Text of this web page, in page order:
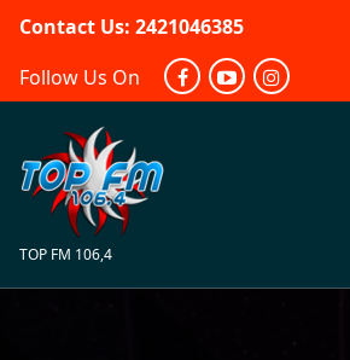
Skip
content
Contact Us: 2421046385
Follow Us On
TOP FM 106,4